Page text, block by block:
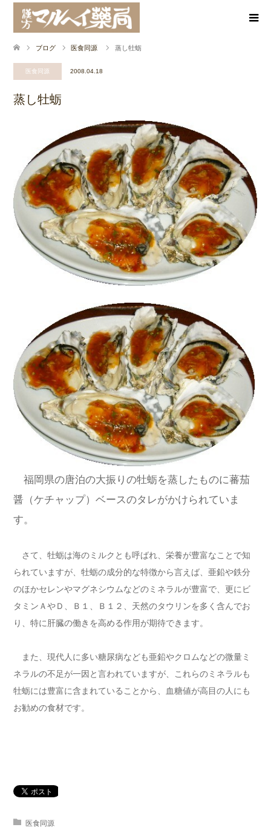
ブログ 医食同源 蒸し牡蛎
医食同源 2008.04.18
蒸し牡蛎
福岡県の唐泊の大振りの牡蛎を蒸したものに蕃茄
醤（ケチャップ）ベースのタレがかけられていま
す。
さて、牡蛎は海のミルクとも呼ばれ、栄養が豊富なことで知
られていますが、牡蛎の成分的な特徴から言えば、亜鉛や鉄分
のほかセレンやマグネシウムなどのミネラルが豊富で、更にビ
タミンＡやＤ、Ｂ１、Ｂ１２、天然のタウリンを多く含んでお
り、特に肝臓の働きを高める作用が期待できます。
また、現代人に多い糖尿病なども亜鉛やクロムなどの微量ミ
ネラルの不足が一因と言われていますが、これらのミネラルも
牡蛎には豊富に含まれていることから、血糖値が高目の人にも
お勧めの食材です。
医食同源